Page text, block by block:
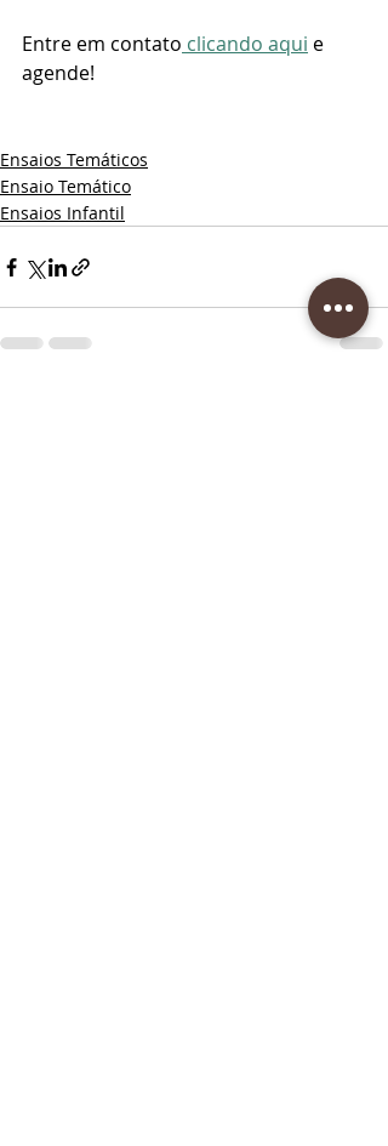
Entre em contato clicando aqui e
agende!
Ensaios Temáticos
Ensaio Temático
Ensaios Infantil